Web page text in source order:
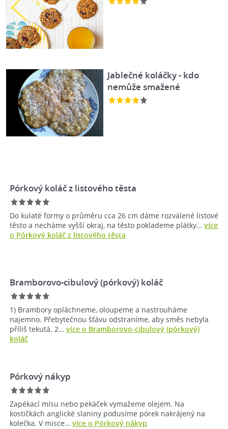
Jablečné koláčky - kdo
nemůže smažené
Pórkový koláč z listového těsta
Do kulaté formy o průměru cca 26 cm dáme rozválené listové
těsto a necháme vyšší okraj, na těsto poklademe plátky… více
o Pórkový koláč z listového těsta
Bramborovo-cibulový (pórkový) koláč
1) Brambory opláchneme, oloupeme a nastrouháme
najemno. Přebytečnou šťávu odstraníme, aby směs nebyla
příliš tekutá. 2… více o Bramborovo-cibulový (pórkový)
koláč
Pórkový nákyp
Zapékací mísu nebo pekáček vymažeme olejem. Na
kostičkách anglické slaniny podusíme pórek nakrájený na
kolečka. V misce… více o Pórkový nákyp